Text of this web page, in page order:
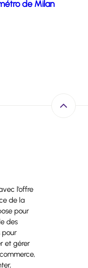
de Milan
l’offre
de la
pour
des
pour
et gérer
Retour